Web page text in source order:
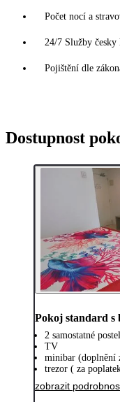
Počet nocí a
24/7 Služby česky
Pojištění dle
Dostupnost
Pokoj standard s
2 samostatné
TV
minibar (doplnění
trezor ( za
zobrazit